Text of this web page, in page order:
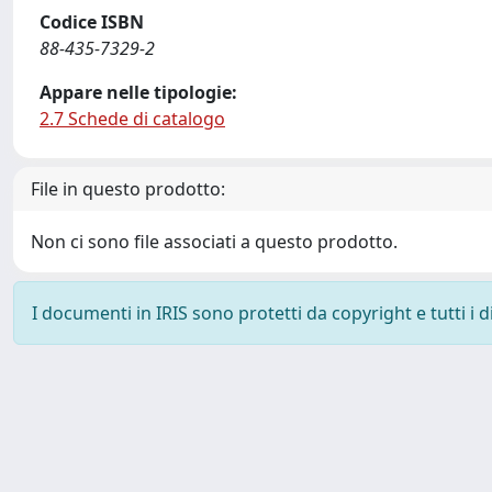
Codice ISBN
88-435-7329-2
Appare nelle tipologie:
2.7 Schede di catalogo
File in questo prodotto:
Non ci sono file associati a questo prodotto.
I documenti in IRIS sono protetti da copyright e tutti i